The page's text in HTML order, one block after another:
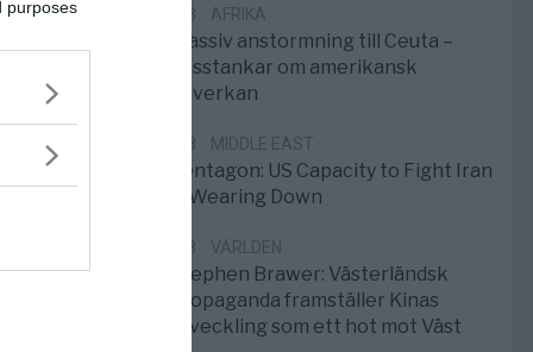
purposes
3/8 AFRIKA
Massiv anstormning till Ceuta –
Misstankar om amerikansk
påverkan
2/8 MIDDLE EAST
Pentagon: US Capacity to Fight Iran
is Wearing Down
1/8 VÄRLDEN
Stephen Brawer: Västerländsk
propaganda framställer Kinas
utveckling som ett hot mot Väst